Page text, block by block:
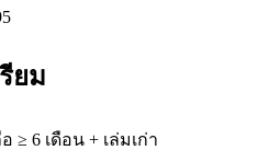
ยม
≥ 6 เดือน + เล่มเก่า